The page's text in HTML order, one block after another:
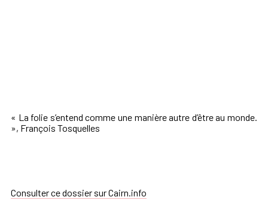
« La folie s’entend comme une manière autre d’être au monde.
», François Tosquelles
Consulter ce dossier sur Cairn.info